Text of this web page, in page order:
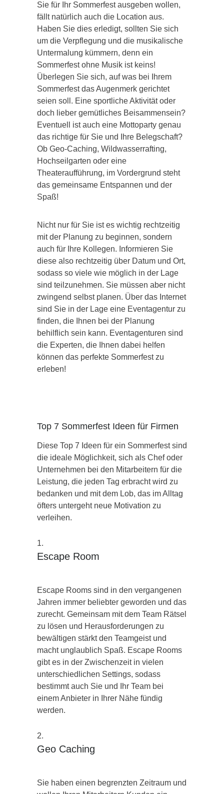
Sie für Ihr Sommerfest ausgeben wollen,
fällt natürlich auch die Location aus.
Haben Sie dies erledigt, sollten Sie sich
um die Verpflegung und die musikalische
Untermalung kümmern, denn ein
Sommerfest ohne Musik ist keins!
Überlegen Sie sich, auf was bei Ihrem
Sommerfest das Augenmerk gerichtet
seien soll. Eine sportliche Aktivität oder
doch lieber gemütliches Beisammensein?
Eventuell ist auch eine Mottoparty genau
das richtige für Sie und Ihre Belegschaft?
Ob Geo-Caching, Wildwasserrafting,
Hochseilgarten oder eine
Theateraufführung, im Vordergrund steht
das gemeinsame Entspannen und der
Spaß!
Nicht nur für Sie ist es wichtig rechtzeitig
mit der Planung zu beginnen, sondern
auch für Ihre Kollegen. Informieren Sie
diese also rechtzeitig über Datum und Ort,
sodass so viele wie möglich in der Lage
sind teilzunehmen. Sie müssen aber nicht
zwingend selbst planen. Über das Internet
sind Sie in der Lage eine Eventagentur zu
finden, die Ihnen bei der Planung
behilflich sein kann. Eventagenturen sind
die Experten, die Ihnen dabei helfen
können das perfekte Sommerfest zu
erleben!
Top 7 Sommerfest Ideen für Firmen
Diese Top 7 Ideen für ein Sommerfest sind
die ideale Möglichkeit, sich als Chef oder
Unternehmen bei den Mitarbeitern für die
Leistung, die jeden Tag erbracht wird zu
bedanken und mit dem Lob, das im Alltag
öfters untergeht neue Motivation zu
verleihen.
Escape Room
Escape Rooms sind in den vergangenen
Jahren immer beliebter geworden und das
zurecht. Gemeinsam mit dem Team Rätsel
zu lösen und Herausforderungen zu
bewältigen stärkt den Teamgeist und
macht unglaublich Spaß. Escape Rooms
gibt es in der Zwischenzeit in vielen
unterschiedlichen Settings, sodass
bestimmt auch Sie und Ihr Team bei
einem Anbieter in Ihrer Nähe fündig
werden.
Geo Caching
Sie haben einen begrenzten Zeitraum und